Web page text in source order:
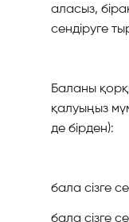
аласыз,
сендіруге
Баланы
қалуыңыз
де бірден):
бала сізге
бала сізге